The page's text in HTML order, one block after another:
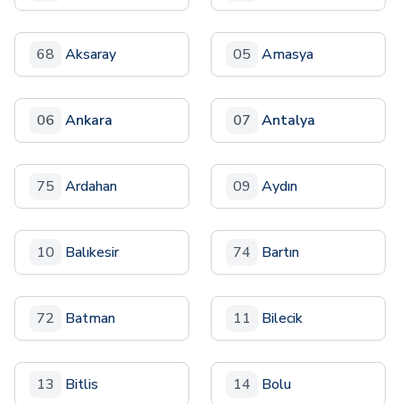
68 Aksaray 05 Amasya
06 Ankara 07 Antalya
75 Ardahan 09 Aydın
10 Balıkesir 74 Bartın
72 Batman 11 Bilecik
13 Bitlis 14 Bolu